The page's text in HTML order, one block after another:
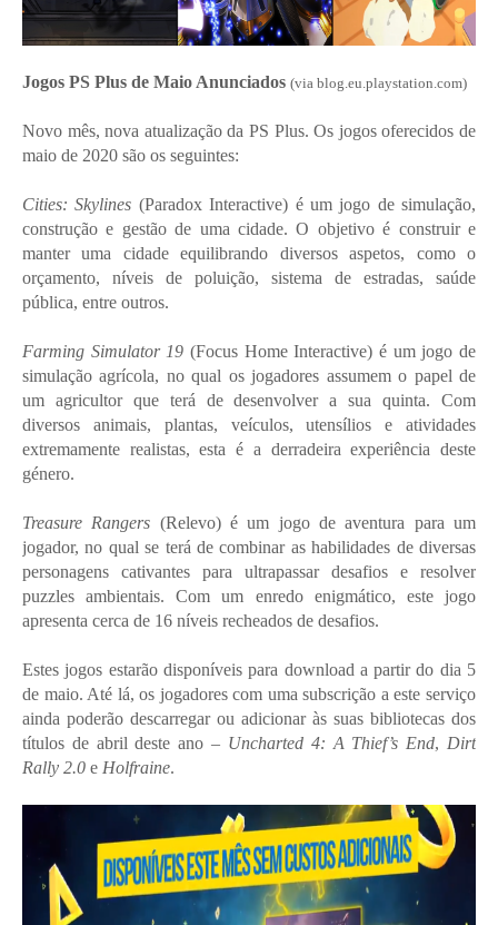
Jogos PS Plus de Maio Anunciados (via blog.eu.playstation.com)
Novo mês, nova atualização da PS Plus. Os jogos oferecidos de
maio de 2020 são os seguintes:
Cities: Skylines (Paradox Interactive) é um jogo de simulação,
construção e gestão de uma cidade. O objetivo é construir e
manter uma cidade equilibrando diversos aspetos, como o
orçamento, níveis de poluição, sistema de estradas, saúde
pública, entre outros.
Farming Simulator 19 (Focus Home Interactive) é um jogo de
simulação agrícola, no qual os jogadores assumem o papel de
um agricultor que terá de desenvolver a sua quinta. Com
diversos animais, plantas, veículos, utensílios e atividades
extremamente realistas, esta é a derradeira experiência deste
género.
Treasure Rangers (Relevo) é um jogo de aventura para um
jogador, no qual se terá de combinar as habilidades de diversas
personagens cativantes para ultrapassar desafios e resolver
puzzles ambientais. Com um enredo enigmático, este jogo
apresenta cerca de 16 níveis recheados de desafios.
Estes jogos estarão disponíveis para download a partir do dia 5
de maio. Até lá, os jogadores com uma subscrição a este serviço
ainda poderão descarregar ou adicionar às suas bibliotecas dos
títulos de abril deste ano – Uncharted 4: A Thief’s End, Dirt
Rally 2.0 e Holfraine.